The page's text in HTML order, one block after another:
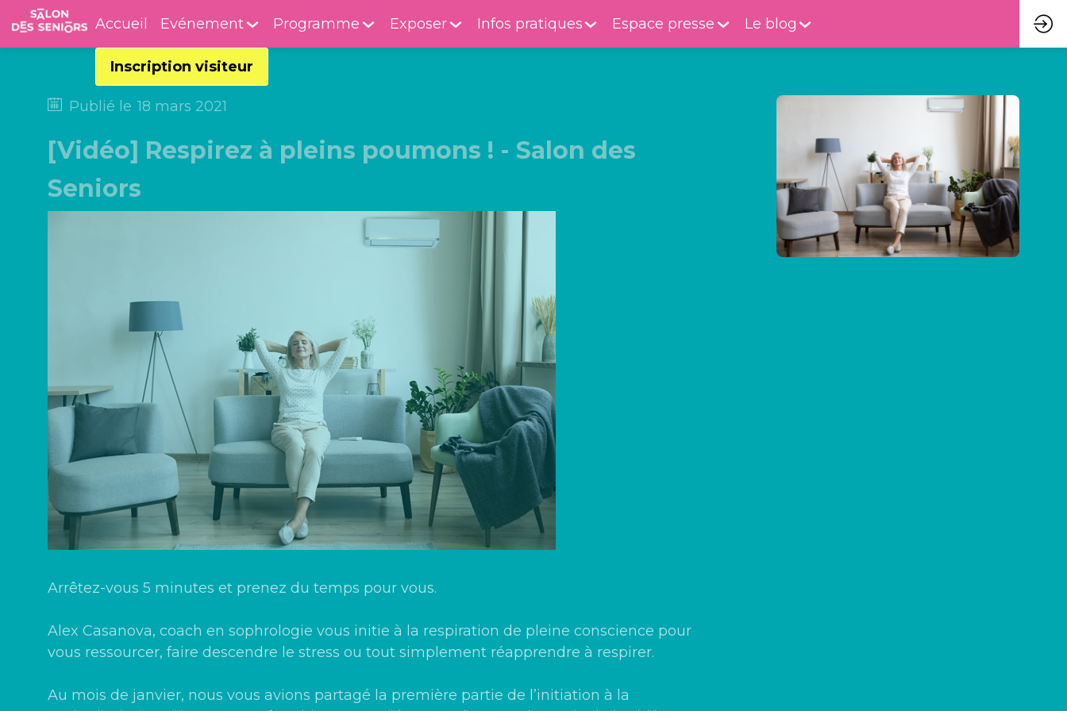
Accueil Evénement Programme Exposer Infos pratiques Espace presse Le blog
Inscription visiteur
Publié le 18 mars 2021
[Vidéo] Respirez à pleins poumons ! - Salon des
Seniors
Arrêtez-vous 5 minutes et prenez du temps pour vous.
Alex Casanova, coach en sophrologie vous initie à la respiration de pleine conscience pour
vous ressourcer, faire descendre le stress ou tout simplement réapprendre à respirer.
Au mois de janvier, nous vous avions partagé la première partie de l’initiation à la